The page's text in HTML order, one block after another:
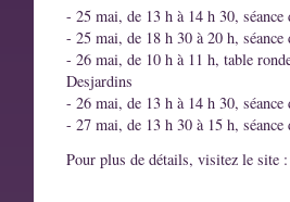
- 25 mai, de 13 h à 14 h 30,
- 25 mai, de 18 h 30 à 20 h,
- 26 mai, de 10 h à 11 h, table
Desjardins
- 26 mai, de 13 h à 14 h 30,
- 27 mai, de 13 h 30 à 15 h,
Pour plus de détails, visitez le site :